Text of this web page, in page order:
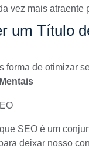
vez mais atraente
um Título
forma de otimizar
SEO é um
deixar nosso